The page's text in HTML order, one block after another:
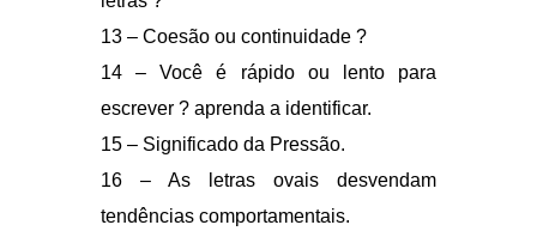
18 – O significado do visto.
19 – Análise da assinatura.
20 – Curiosidades : borrões, excesso
de tinta e cor da caneta.
INCLUSO: